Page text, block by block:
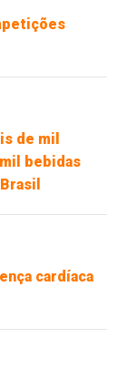
de mil
bebidas
cardíaca